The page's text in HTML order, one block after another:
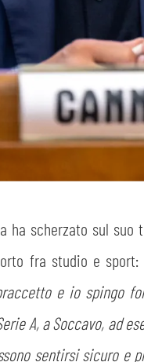
ha scherzato sul
fra studio e sport:
e io spingo
A, a Soccavo, ad
sentirsi sicuro e